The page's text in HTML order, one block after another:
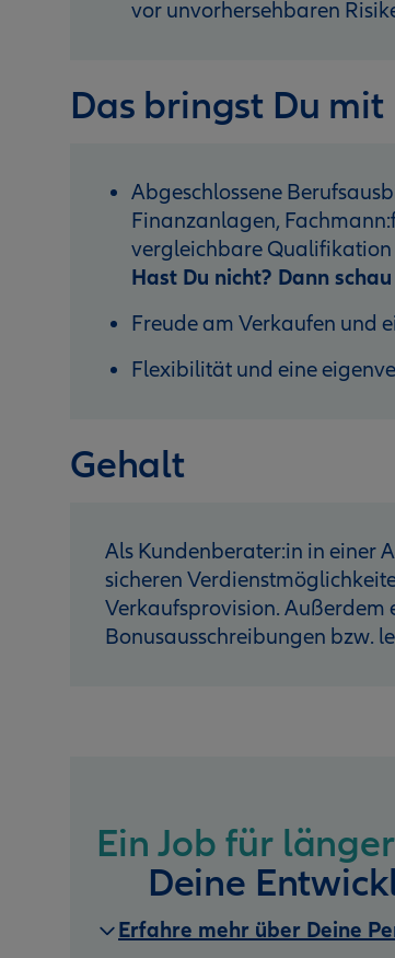
vor unvorhersehbaren
Das bringst Du mit
Abgeschlossene
Finanzanlagen,
vergleichbare Qualifikation
Hast Du nicht? Dann
Freude am Verkaufen und
Flexibilität und eine
Gehalt
Als Kundenberater:in in einer
sicheren
Verkaufsprovision.
Bonusausschreibungen bzw.
Ein Job für länger
Deine
Erfahre mehr über Deine